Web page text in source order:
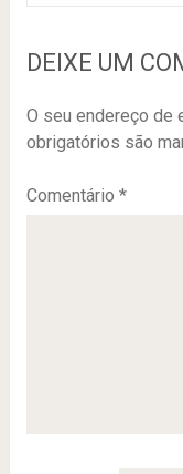
DEIXE UM
O seu endereço de
obrigatórios são
Comentário *